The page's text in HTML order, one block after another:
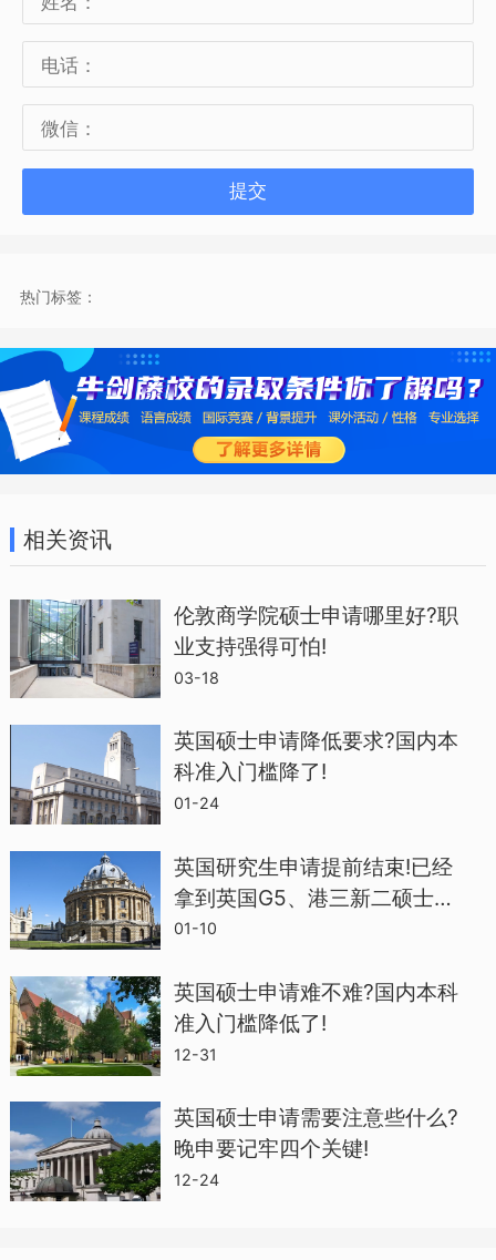
②要求英本一等学位的专业：通常要求在
中国知名院校就读的申请人获得总分88%
的学士学位，而所有其他申请人通常要求
总分93%的学士学位。
语言要求
LSE的硕士语言要求共分为四档：
A标准：总分7.0；小分6.5B 更高：总分和
MPhil/PhD（法律除外）：总分、阅读、
专业：总分7.5；阅读、听力、写作7.0；口
语6.5
LSE研究课程对语言成绩的要求较高。LSE
强烈建议在申请时提交语言成绩。但如果
你在申请时还没有参加语言考试，你的申
请仍然会被考虑，并发放有条件录取录
取，直到满足语言要求才能下发无条件录
取录取。请注意，通过巴黎政治学院
(Sciences Po)申请双学位课程的申请人必
须在申请时满足语言要求。
语言成绩两年内有效（到2023年10月1
日）。
语言考试豁免要求：
提交
热门标签：
相关资讯
伦敦商学院硕士申请哪里好?职
业支持强得可怕!
03-18
英国硕士申请降低要求?国内本
科准入门槛降了!
01-24
英国研究生申请提前结束!已经
拿到英国G5、港三新二硕士
Offer的同学都是什么背景？
01-10
英国硕士申请难不难?国内本科
准入门槛降低了!
12-31
英国硕士申请需要注意些什么?
晚申要记牢四个关键!
12-24